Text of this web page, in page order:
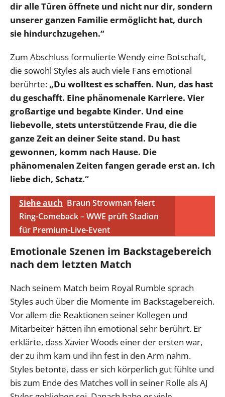
dir alle Türen öffnete und nicht nur dir, sondern
unserer ganzen Familie ermöglicht hat, durch
sie hindurchzugehen.“
Zum Abschluss formulierte Wendy eine Botschaft,
die sowohl Styles als auch viele Fans emotional
berührte: „Du wolltest es schaffen. Nun, das hast
du geschafft. Eine phänomenale Karriere. Vier
großartige und begabte Kinder. Und eine
liebevolle, stets unterstützende Frau, die die
ganze Zeit an deiner Seite stand. Du hast
gewonnen, komm nach Hause. Die
phänomenalen Zeiten fangen gerade erst an. Ich
liebe dich, Schatz.“
Siehe auch Braun Strowman feiert
Ring-Comeback – WWE prüft Stadion
für Premium-Live-Event
Emotionale Szenen im Backstagebereich
nach dem letzten Match
Nach seinem Match beim Royal Rumble sprach
Styles auch über die Momente im Backstagebereich.
Vor allem die Reaktionen seiner Kollegen und
Mitarbeiter hätten ihn emotional sehr berührt. Er
erklärte, dass Xavier Woods einer der ersten war,
der zu ihm kam und ihn fest in den Arm nahm.
Styles betonte, dass er sich körperlich gut fühlte und
bis zum Ende des Matches voll in seiner Rolle als AJ